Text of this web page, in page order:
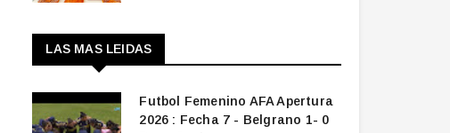
LAS MAS LEIDAS
Futbol Femenino AFA Apertura
2026 : Fecha 7 - Belgrano 1- 0